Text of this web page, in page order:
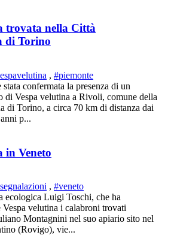
trovata nella Città
di Torino
, #piemonte
confermata la presenza di un
di Vespa velutina a Rivoli, comune della
di Torino, a circa 70 km di distanza dai
p...
in Veneto
, #veneto
ecologica Luigi Toschi, che ha
velutina i calabroni trovati
Montagnini nel suo apiario sito nel
(Rovigo), vie...